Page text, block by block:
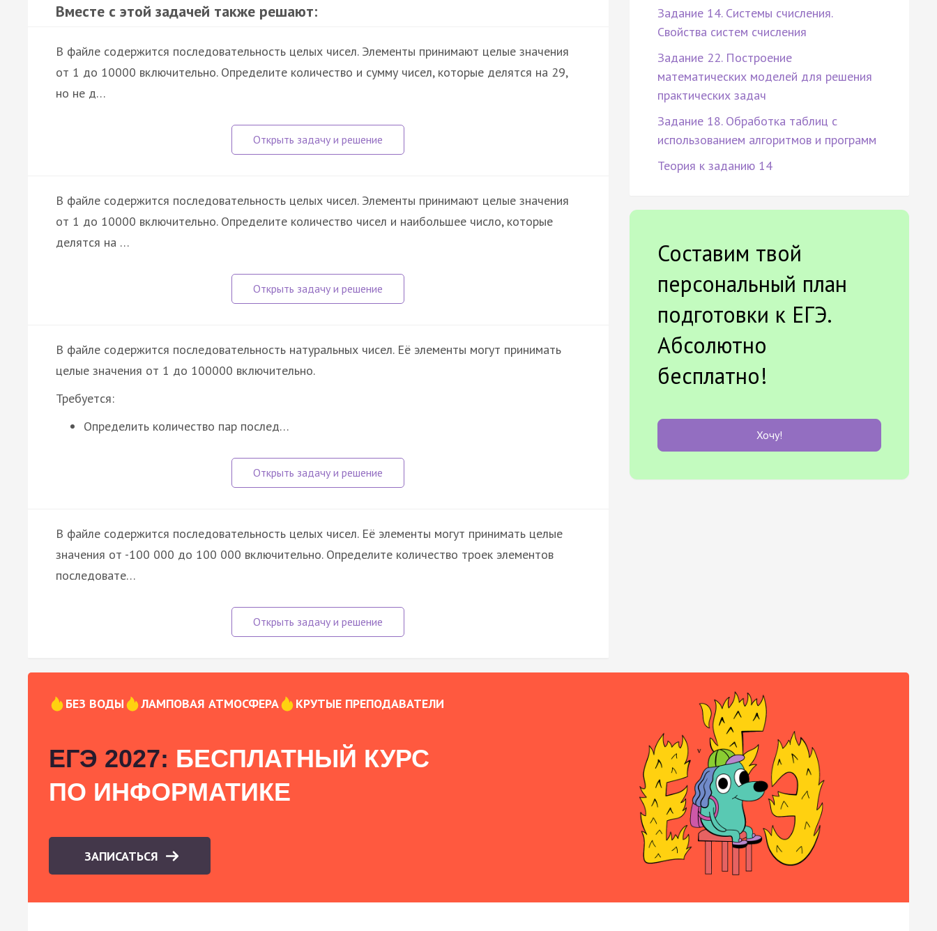
Вместе с этой задачей также решают:
В файле содержится последовательность целых чисел. Элементы принимают целые значения
от 1 до 10000 включительно. Определите количество и сумму чисел, которые делятся на 29,
но не д…
В файле содержится последовательность целых чисел. Элементы принимают целые значения
от 1 до 10000 включительно. Определите количество чисел и наибольшее число, которые
делятся на …
В файле содержится последовательность натуральных чисел. Её элементы могут принимать
целые значения от 1 до 100000 включительно.
Требуется:
Определить количество пар послед…
В файле содержится последовательность целых чисел. Её элементы могут принимать целые
значения от -100 000 до 100 000 включительно. Определите количество троек элементов
последовате…
Задание 14. Системы счисления.
Свойства систем счисления
Задание 22. Построение
математических моделей для решения
практических задач
Задание 18. Обработка таблиц с
использованием алгоритмов и программ
Теория к заданию 14
Составим твой
персональный план
подготовки к ЕГЭ.
Абсолютно
бесплатно!
Хочу!
БЕЗ ВОДЫ ЛАМПОВАЯ АТМОСФЕРА КРУТЫЕ ПРЕПОДАВАТЕЛИ
ЕГЭ 2027: БЕСПЛАТНЫЙ КУРС
ПО ИНФОРМАТИКЕ
ЗАПИСАТЬСЯ